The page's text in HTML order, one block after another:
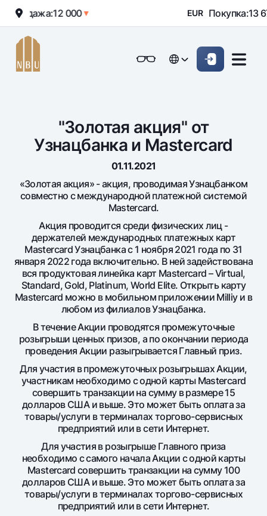
Персональный кабинет
Физическим лицам
Ипотека
Автокредит
Образовательный кредит
Овердрафт
National Green
Вклады
До востребования
Евро
Возможно все
До востребования USD
Для всех USD
Золотой депозит
Золотые слитки от НБУ
Серебряный депозит
Бесплатные
Премиальные
Путешественнику
UzCard/HUMO
Visa
Visa FIFA
Mastercard
Зарплатные
Garmin pay
Денежные переводы
Курсы валют
Эскроу-cчёт
Акции
Мобильное приложение Milliy
Часто задаваемые вопросы
Ищите по сайту
Найти
Полезные ссылки
Часто задаваемые вопросы
Продажа:12 000▼ EUR Покупка:13
Включить озвучиваниеПерсональный кабинет
"Золотая акция" от
Узнацбанка и Mastercard
01.11.2021
«Золотая акция» - акция, проводимая Узнацбанком
совместно с международной платежной системой
Masterсard.
Акция проводится среди физических лиц -
держателей международных платежных карт
Masterсard Узнацбанка с 1 ноября 2021 года по 31
января 2022 года включительно. В ней задействована
вся продуктовая линейка карт Masterсard – Virtual,
Standard, Gold, Platinum, World Elite. Открыть карту
Masterсard можно в мобильном приложении Milliy и в
любом из филиалов Узнацбанка.
В течение Акции проводятся промежуточные
розыгрыши ценных призов, а по окончании периода
проведения Акции разыгрывается Главный приз.
Для участия в промежуточных розыгрышах Акции,
участникам необходимо с одной карты Masterсard
совершить транзакции на сумму в размере 15
долларов США и выше. Это может быть оплата за
товары/услуги в терминалах торгово-сервисных
предприятий или в сети Интернет.
Для участия в розыгрыше Главного приза
необходимо с самого начала Акции с одной карты
Masterсard совершить транзакции на сумму 100
долларов США и выше. Это может быть оплата за
товары/услуги в терминалах торгово-сервисных
предприятий или в сети Интернет.